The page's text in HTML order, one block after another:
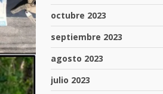
octubre 2023
septiembre 2023
agosto 2023
julio 2023